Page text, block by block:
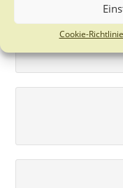
Cookie-Richtlinie